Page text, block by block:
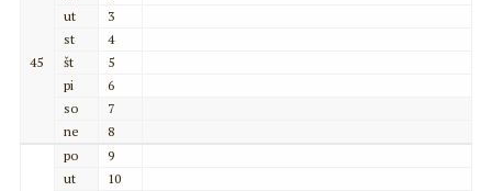
45
ut
3
st
4
št
5
pi
6
so
7
ne
8
po
9
ut
10